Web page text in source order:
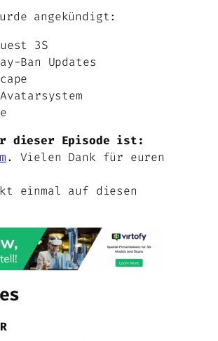
angekündigt:
3S
Ban Updates
dieser Episode ist:
. Vielen Dank für euren
einmal auf diesen